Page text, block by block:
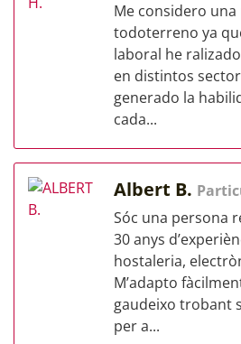
Me considero
todoterreno ya
laboral he
en distintos
generado la
cada...
Albert B.
Sóc una persona
30 anys
hostaleria,
M’adapto
gaudeixo trobant
per a...